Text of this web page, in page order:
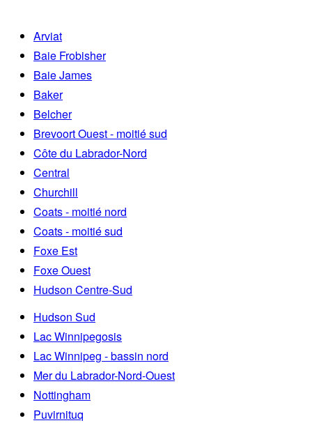
Arviat
Baie Frobisher
Baie James
Baker
Belcher
Brevoort Ouest - moitié sud
Côte du Labrador-Nord
Central
Churchill
Coats - moitié nord
Coats - moitié sud
Foxe Est
Foxe Ouest
Hudson Centre-Sud
Hudson Sud
Lac Winnipegosis
Lac Winnipeg - bassin nord
Mer du Labrador-Nord-Ouest
Nottingham
Puvirnituq